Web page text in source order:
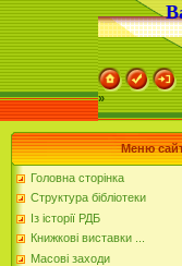
»
Меню
Головна сторінка
Структура бібліотеки
Із історії РДБ
Книжкові виставки ...
Масові заходи